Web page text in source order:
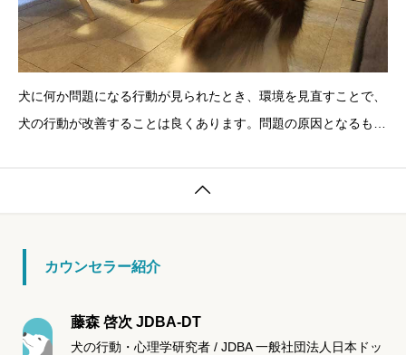
犬に何か問題になる行動が見られたとき、環境を見直すことで、
犬の行動が改善することは良くあります。問題の原因となるもの

カウンセラー紹介
藤森 啓次 JDBA-DT
犬の行動・心理学研究者 / JDBA 一般社団法人日本ドッ